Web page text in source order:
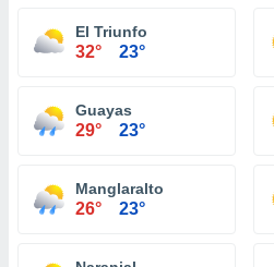
El Triunfo
32° 23°
Guayas
29° 23°
Manglaralto
26° 23°